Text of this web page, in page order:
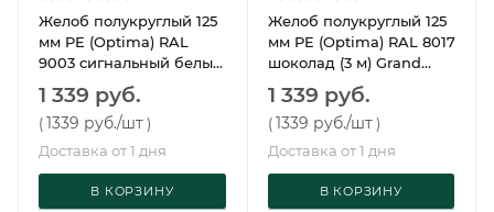
Желоб полукруглый 125
мм PE (Optima) RAL
9003 сигнальный белый
(3 м) Grand Line
1 339 руб.
(1339 руб./шт)
Доставка от 1 дня
В КОРЗИНУ
Желоб полукруглый 125
мм PE (Optima) RAL 8017
шоколад (3 м) Grand
1 339 руб.
(1339 руб./шт )
Доставка от 1 дня
В КОРЗИНУ